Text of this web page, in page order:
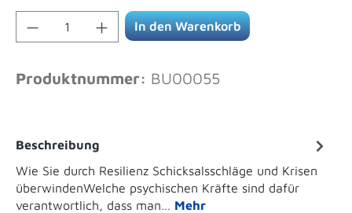
Produkt Anzahl: Gib den gewünschten
In den Warenkorb
Produktnummer: BU00055
Beschreibung
Wie Sie durch Resilienz Schicksalsschläge und Krisen
überwindenWelche psychischen Kräfte sind dafür
verantwortlich, dass man… Mehr